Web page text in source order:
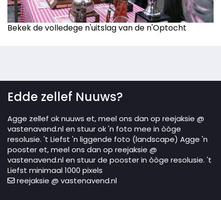
Bekek de volledege n'uitslag van de n'Optocht
Edde zellef Nuuws?
Agge zellef ok nuuws et, meel ons dan op reejaksie @
vastenavend.nl en stuur ok 'n foto mee in òòge
resolusie. 't Liefst 'n liggende foto (landscape) Agge 'n
pooster et, meel ons dan op reejaksie @
vastenavend.nl en stuur de pooster in òòge resolusie. 't
Liefst minimaal 1000 pixels
reejaksie @ vastenavend.nl